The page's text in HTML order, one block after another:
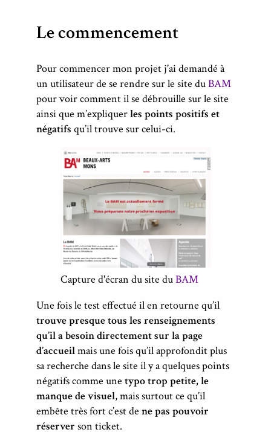
Le commencement
Pour commencer mon projet j'ai demandé à
un utilisateur de se rendre sur le site duBAM
pour voir comment il se débrouille sur le site
ainsi que m’expliquerles points positifs et
négatifs qu’il trouve sur celui-ci.
Capture d'écran du site duBAM
Une fois le test effectué il en retourne qu’il
trouve presque tous les renseignements
qu’il a besoin directement sur la page
d’accueilmais une fois qu’il approfondit plus
sa recherche dans le site il y a quelques points
négatifs comme une typo trop petite, le
manque de visuel, mais surtout ce qu’il
embête très fort c’est de ne pas pouvoir
réserver son ticket.